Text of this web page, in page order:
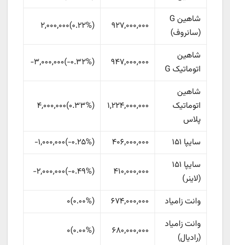
شاهین G
(سانروف)
۹۲۷,۰۰۰,۰۰۰ (‎۰.۲۲%‏)۲,۰۰۰,۰۰۰
شاهین
اتوماتیک G
۹۴۷,۰۰۰,۰۰۰ (‎-۰.۳۲%‏)-۳,۰۰۰,۰۰۰
شاهین
اتوماتیک
پلاس
۱,۲۲۴,۰۰۰,۰۰۰ (‎۰.۳۳%‏)۴,۰۰۰,۰۰۰
سایپا ۱۵۱ ۴۰۶,۰۰۰,۰۰۰ (‎-۰.۲۵%‏)-۱,۰۰۰,۰۰۰
سایپا ۱۵۱
(لاینر)
۴۱۰,۰۰۰,۰۰۰ (‎-۰.۴۹%‏)-۲,۰۰۰,۰۰۰
وانت زامیاد ۶۷۴,۰۰۰,۰۰۰ (۰.۰۰%)۰
وانت زامیاد
(رادیال)
۶۸۰,۰۰۰,۰۰۰ (۰.۰۰%)۰